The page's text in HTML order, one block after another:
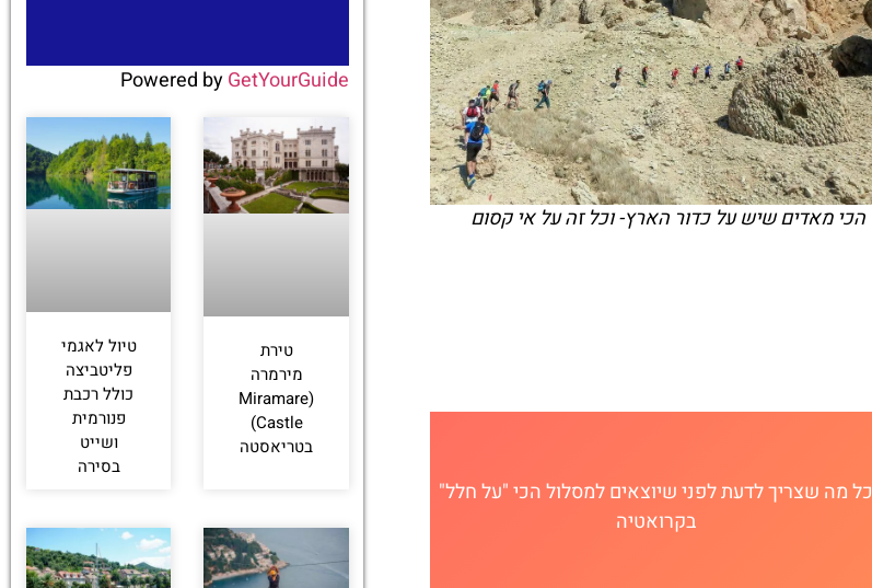
הכי מאדים שיש על כדור הארץ- וכל זה על אי קסום
כל מה שצריך לדעת לפני שיוצאים למסלול הכי "על חלל"
בקרואטיה
Powered byGetYourGuide
טירת
מירמרה
(Miramare
Castle)
בטריאסטה
טיול לאגמי
פליטביצה
כולל רכבת
פנורמית
ושייט
בסירה